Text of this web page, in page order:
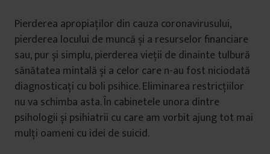
Pierderea apropiaților din cauza coronavirusului,
pierderea locului de muncă și a resurselor financiare
sau, pur și simplu, pierderea vieții de dinainte tulbură
sănătatea mintală și a celor care n-au fost niciodată
diagnosticați cu boli psihice. Eliminarea restricțiilor
nu va schimba asta. În cabinetele unora dintre
psihologii și psihiatrii cu care am vorbit ajung tot mai
mulți oameni cu idei de suicid.